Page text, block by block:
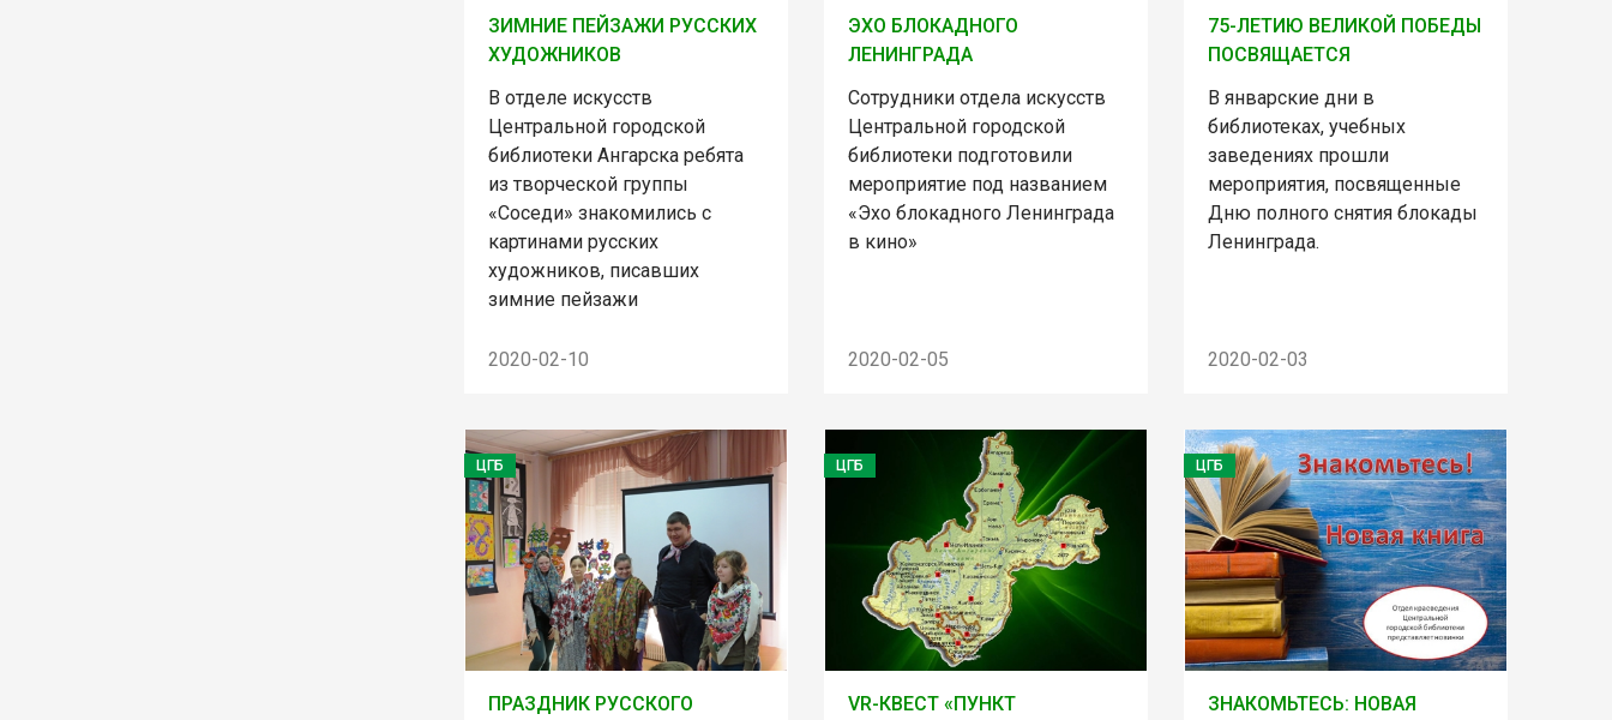
ЗИМНИЕ ПЕЙЗАЖИ РУССКИХ
ХУДОЖНИКОВ
В отделе искусств
Центральной городской
библиотеки Ангарска ребята
из творческой группы
«Соседи» знакомились с
картинами русских
художников, писавших
зимние пейзажи
2020-02-10
ЭХО БЛОКАДНОГО
ЛЕНИНГРАДА
Сотрудники отдела искусств
Центральной городской
библиотеки подготовили
мероприятие под названием
«Эхо блокадного Ленинграда
в кино»
2020-02-05
75-ЛЕТИЮ ВЕЛИКОЙ ПОБЕДЫ
ПОСВЯЩАЕТСЯ
В январские дни в
библиотеках, учебных
заведениях прошли
мероприятия, посвященные
Дню полного снятия блокады
Ленинграда.
2020-02-03
ЦГБ
ПРАЗДНИК РУССКОГО
ЦГБ
VR-КВЕСТ «ПУНКТ
ЦГБ
ЗНАКОМЬТЕСЬ: НОВАЯ